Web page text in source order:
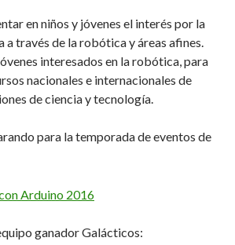
en niños y jóvenes el interés por la
a través de la robótica y áreas afines.
interesados en la robótica, para
nacionales e internacionales de
de ciencia y tecnología.
para la temporada de eventos de
ganador Galácticos: